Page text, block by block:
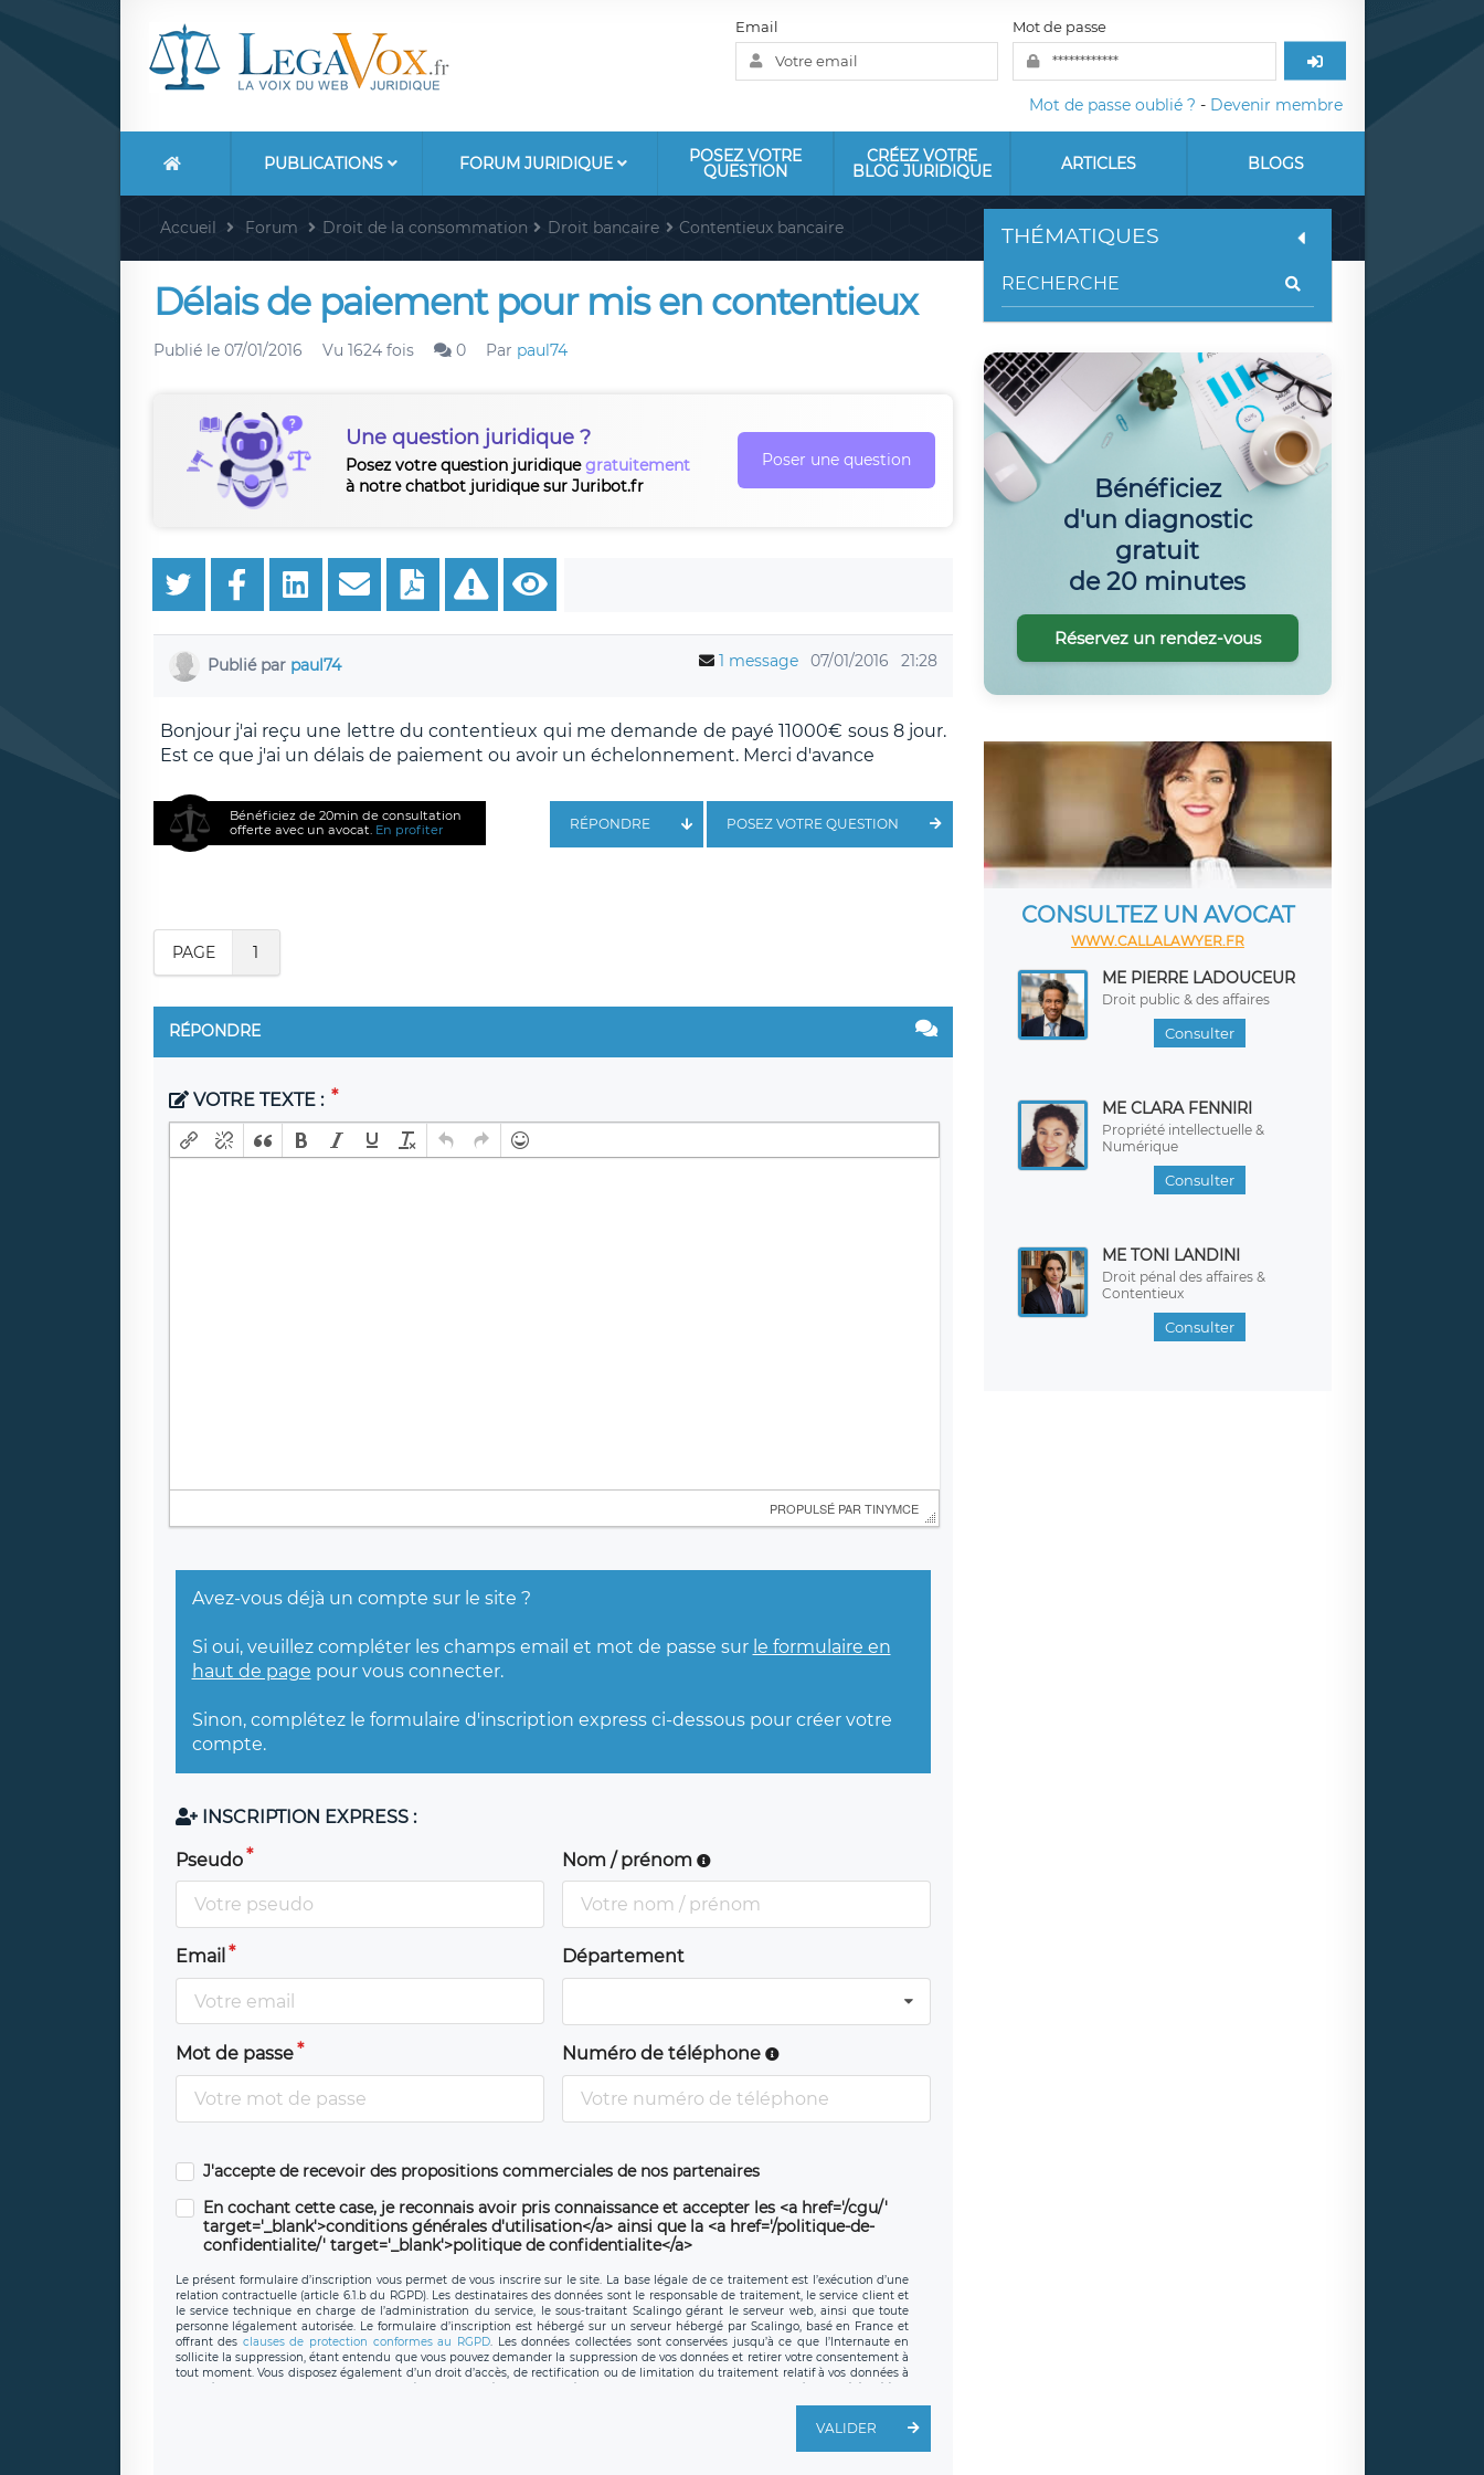
Email Mot de passe
Mot de passe oublié ? - Devenir membre
PUBLICATIONS FORUM JURIDIQUE POSEZ VOTRE
QUESTION
CRÉEZ VOTRE
BLOG JURIDIQUE ARTICLES BLOGS
Accueil Forum Droit de la consommation Droit bancaire Contentieux bancaire
Délais de paiement pour mis en contentieux
Publié le 07/01/2016 Vu 1624 fois 0 Par paul74
Une question juridique ?
Posez votre question juridiquegratuitement
à notre chatbot juridique sur Juribot.fr
Poser une question
Publié par paul74 1 message 07/01/2016 21:28
Bonjour j'ai reçu une lettre du contentieux qui me demande de payé 11000€ sous 8 jour.
Est ce que j'ai un délais de paiement ou avoir un échelonnement. Merci d'avance
Bénéficiez de 20min de consultation
offerte avec un avocat. En profiter POSEZ VOTRE QUESTION
RÉPONDRE
PAGE 1
RÉPONDRE
VOTRE TEXTE :
PROPULSÉ PAR TINYMCE
Avez-vous déjà un compte sur le site ?
Si oui, veuillez compléter les champs email et mot de passe sur le formulaire en
haut de page pour vous connecter.
Sinon, complétez le formulaire d'inscription express ci-dessous pour créer votre
compte.
INSCRIPTION EXPRESS :
Pseudo Nom / prénom
Email Département
Mot de passe Numéro de téléphone
J'accepte de recevoir des propositions commerciales de nos partenaires
En cochant cette case, je reconnais avoir pris connaissance et accepter les <a href='/cgu/'
target='_blank'>conditions générales d'utilisation</a> ainsi que la <a href='/politique-de-
confidentialite/' target='_blank'>politique de confidentialite</a>
Le présent formulaire d’inscription vous permet de vous inscrire sur le site. La base légale de ce traitement est l’exécution d’une
relation contractuelle (article 6.1.b du RGPD). Les destinataires des données sont le responsable de traitement, le service client et
le service technique en charge de l’administration du service, le sous-traitant Scalingo gérant le serveur web, ainsi que toute
personne légalement autorisée. Le formulaire d’inscription est hébergé sur un serveur hébergé par Scalingo, basé en France et
offrant des clauses de protection conformes au RGPD. Les données collectées sont conservées jusqu’à ce que l’Internaute en
sollicite la suppression, étant entendu que vous pouvez demander la suppression de vos données et retirer votre consentement à
tout moment. Vous disposez également d’un droit d’accès, de rectification ou de limitation du traitement relatif à vos données à
caractère personnel, ainsi que d’un droit à la portabilité de vos données. Vous pouvez exercer ces droits auprès du délégué à la
protection des données de LÉGAVOX qui exerce au siège social de LÉGAVOX et est joignable à l’adresse mail suivante :
joignable à l’adresse mail : responsabledetraitement@legavox.fr. Vous avez également le droit d’introduire une réclamation
VALIDER
THÉMATIQUES
Bénéficiez
d'un diagnostic
gratuit
de 20 minutes
Réservez un rendez-vous
CONSULTEZ UN AVOCAT
WWW.CALLALAWYER.FR
ME PIERRE LADOUCEUR
Droit public & des affaires
Consulter
ME CLARA FENNIRI
Propriété intellectuelle &
Numérique
Consulter
ME TONI LANDINI
Droit pénal des affaires &
Contentieux
Consulter